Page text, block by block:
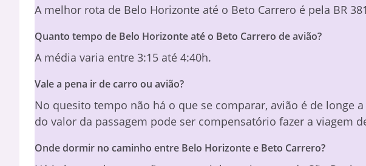
A melhor rota de Belo Horizonte até o Beto Carrero é pela BR
Quanto tempo de Belo Horizonte até o Beto Carrero de avião?
A média varia entre 3:15 até 4:40h.
Vale a pena ir de carro ou avião?
No quesito tempo não há o que se comparar, avião é de longe
do valor da passagem pode ser compensatório fazer a viagem
Onde dormir no caminho entre Belo Horizonte e Beto Carrero?